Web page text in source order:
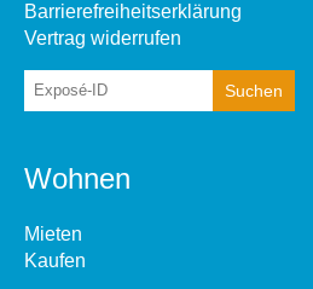
Barrierefreiheitserklärung
Vertrag widerrufen
Wohnen
Mieten
Kaufen